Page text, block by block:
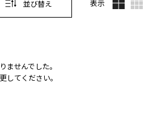
並び替え 表示
ませんでした。
してください。